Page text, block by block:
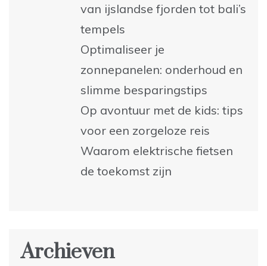
van ijslandse fjorden tot bali’s
tempels
Optimaliseer je
zonnepanelen: onderhoud en
slimme besparingstips
Op avontuur met de kids: tips
voor een zorgeloze reis
Waarom elektrische fietsen
de toekomst zijn
Archieven